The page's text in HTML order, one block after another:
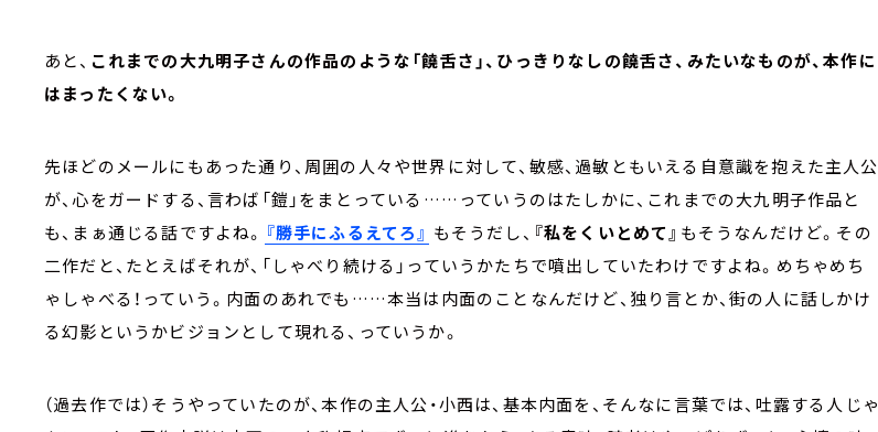
あと、 これまでの大九明子さんの作品のような「饒舌さ」、ひっきりなしの饒舌さ、みたいなものが、本作に
はまったくない。
先ほどのメールにもあった通り、周囲の人々や世界に対して、敏感、過敏ともいえる自意識を抱えた主人公
が、心をガードする、言わば「鎧」をまとっている……っていうのはたしかに、これまでの大九明子作品と
も、まぁ通じる話ですよね。 『勝手にふるえてろ』 もそうだし、 『私をくいとめて』 もそうなんだけど。その
二作だと、たとえばそれが、「しゃべり続ける」っていうかたちで噴出していたわけですよね。めちゃめち
ゃしゃべる！っていう。内面のあれでも……本当は内面のことなんだけど、独り言とか、街の人に話しかけ
る幻影というかビジョンとして現れる、っていうか。
（過去作では）そうやっていたのが、本作の主人公・小西は、基本内面を、そんなに言葉では、吐露する人じゃ